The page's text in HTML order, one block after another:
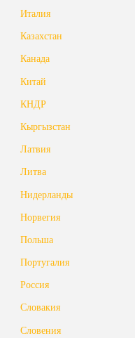
Италия
Казахстан
Канада
Китай
КНДР
Кыргызстан
Латвия
Литва
Нидерланды
Норвегия
Польша
Португалия
Россия
Словакия
Словения